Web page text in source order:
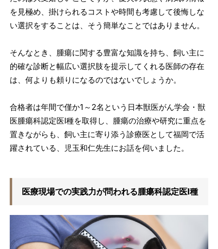
を見極め、掛けられるコストや時間も考慮して後悔しな
い選択をすることは、そう簡単なことではありません。
そんなとき、腫瘍に関する豊富な知識を持ち、飼い主に
的確な診断と幅広い選択肢を提示してくれる医師の存在
は、何よりも頼りになるのではないでしょうか。
合格者は年間で僅か1～2名という日本獣医がん学会・獣
医腫瘍科認定医I種を取得し、腫瘍の治療や研究に重点を
置きながらも、飼い主に寄り添う診療医として福岡で活
躍されている、児玉和仁先生にお話を伺いました。
医療現場での実践力が問われる腫瘍科認定医I種